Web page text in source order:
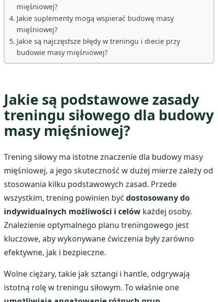
mięśniowej?
Jakie suplementy mogą wspierać budowę masy
mięśniowej?
Jakie są najczęstsze błędy w treningu i diecie przy
budowie masy mięśniowej?
Jakie są podstawowe zasady
treningu siłowego dla budowy
masy mięśniowej?
Trening siłowy ma istotne znaczenie dla budowy masy
mięśniowej, a jego skuteczność w dużej mierze zależy od
stosowania kilku podstawowych zasad. Przede
wszystkim, trening powinien być dostosowany do
indywidualnych możliwości i celów każdej osoby.
Znalezienie optymalnego planu treningowego jest
kluczowe, aby wykonywane ćwiczenia były zarówno
efektywne, jak i bezpieczne.
Wolne ciężary, takie jak sztangi i hantle, odgrywają
istotną rolę w treningu siłowym. To właśnie one